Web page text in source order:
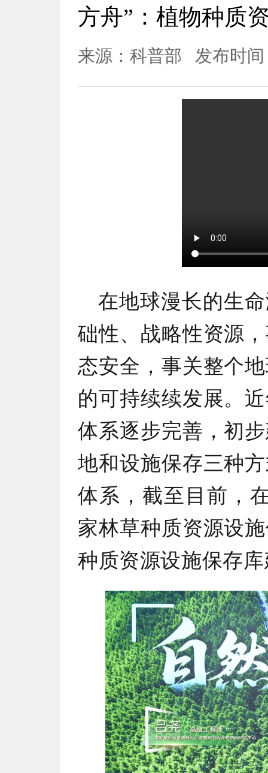
方舟”：植物种质
来源：科普部 发布时间
在地球漫长的生
础性、战略性资源
态安全，事关整个
的可持续续发展。
体系逐步完善，初
地和设施保存三种
体系，截至目前，
家林草种质资源设
种质资源设施保存